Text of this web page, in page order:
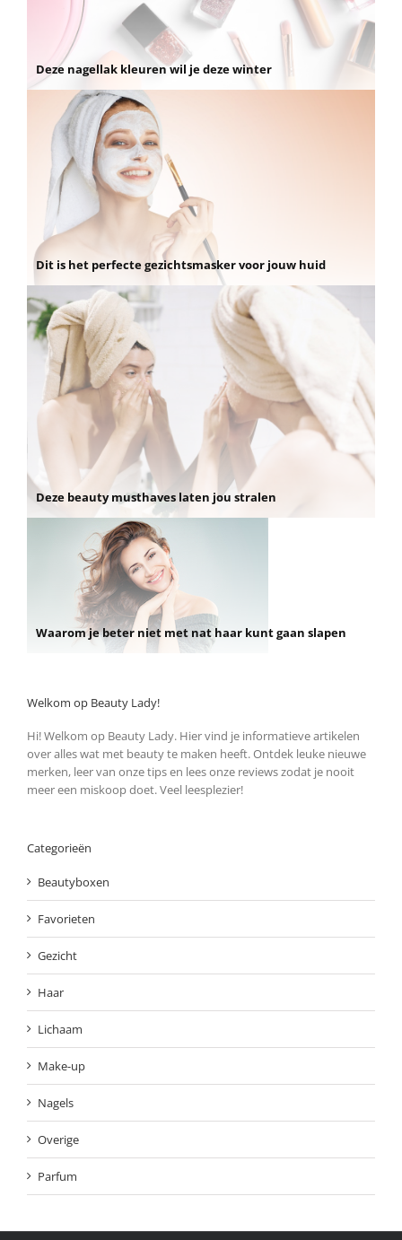
Deze nagellak kleuren wil je deze winter
Dit is het perfecte gezichtsmasker voor jouw huid
Deze beauty musthaves laten jou stralen
Waarom je beter niet met nat haar kunt gaan slapen
Welkom op Beauty Lady!
Hi! Welkom op Beauty Lady. Hier vind je informatieve artikelen
over alles wat met beauty te maken heeft. Ontdek leuke nieuwe
merken, leer van onze tips en lees onze reviews zodat je nooit
meer een miskoop doet. Veel leesplezier!
Categorieën
Beautyboxen
Favorieten
Gezicht
Haar
Lichaam
Make-up
Nagels
Overige
Parfum